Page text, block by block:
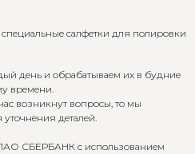
салфетки для полировки
день и обрабатываем их в будние
времени.
возникнут вопросы, то мы
деталей.
СБЕРБАНК с использованием